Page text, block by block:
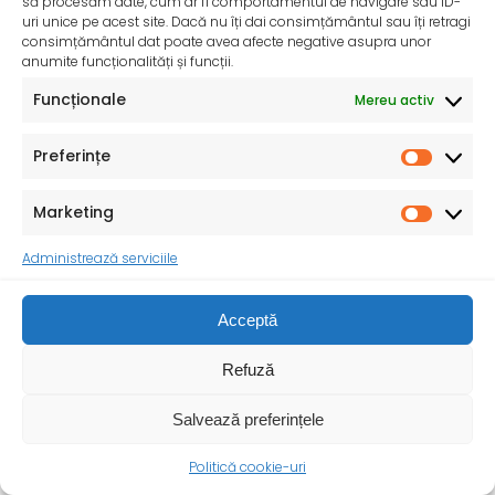
uri unice pe acest site. Dacă nu îți dai consimțământul sau îți retragi
consimțământul dat poate avea afecte negative asupra unor
anumite funcționalități și funcții.
Funcționale Mereu activ
Preferințe
Marketing
Administrează serviciile
Acceptă
Refuză
Salvează preferințele
Politică cookie-uri
InfoMama – Ghidul mamei pe parcursul sarcinii și în
primul an de viață al copilului
De peste 35 de ani, Organizația Salvați Copiii
desfășoară activități dedicate promovării și apărării